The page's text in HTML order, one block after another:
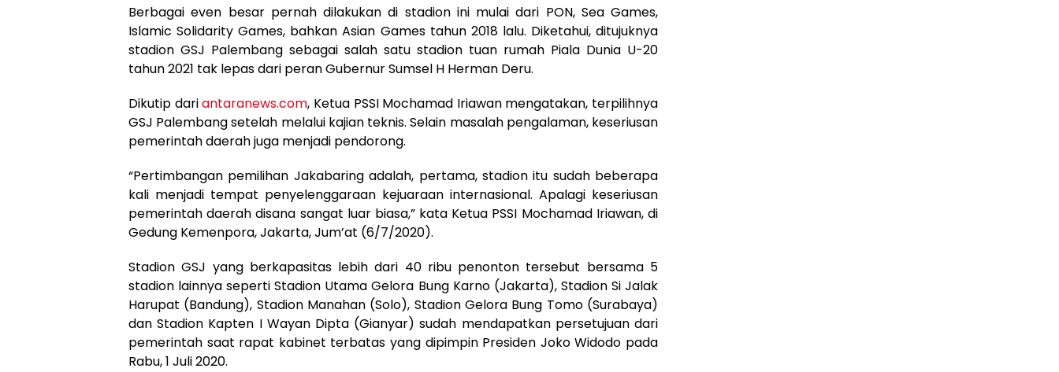
Berbagai even besar pernah dilakukan di stadion ini mulai dari PON, Sea Games,
Islamic Solidarity Games, bahkan Asian Games tahun 2018 lalu. Diketahui, ditujuknya
stadion GSJ Palembang sebagai salah satu stadion tuan rumah Piala Dunia U-20
tahun 2021 tak lepas dari peran Gubernur Sumsel H Herman Deru.
Dikutip dariantaranews.com, Ketua PSSI Mochamad Iriawan mengatakan, terpilihnya
GSJ Palembang setelah melalui kajian teknis. Selain masalah pengalaman, keseriusan
pemerintah daerah juga menjadi pendorong.
“Pertimbangan pemilihan Jakabaring adalah, pertama, stadion itu sudah beberapa
kali menjadi tempat penyelenggaraan kejuaraan internasional. Apalagi keseriusan
pemerintah daerah disana sangat luar biasa,” kata Ketua PSSI Mochamad Iriawan, di
Gedung Kemenpora, Jakarta, Jum’at (6/7/2020).
Stadion GSJ yang berkapasitas lebih dari 40 ribu penonton tersebut bersama 5
stadion lainnya seperti Stadion Utama Gelora Bung Karno (Jakarta), Stadion Si Jalak
Harupat (Bandung), Stadion Manahan (Solo), Stadion Gelora Bung Tomo (Surabaya)
dan Stadion Kapten I Wayan Dipta (Gianyar) sudah mendapatkan persetujuan dari
pemerintah saat rapat kabinet terbatas yang dipimpin Presiden Joko Widodo pada
Rabu, 1 Juli 2020.